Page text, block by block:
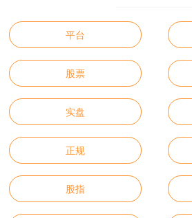
平台
股票
实盘
正规
股指